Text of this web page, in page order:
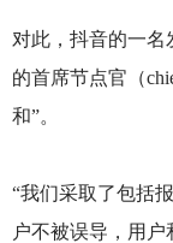
对此，抖音的一名
的首席节点官（
和”。
“我们采取了包括
户不被误导，用